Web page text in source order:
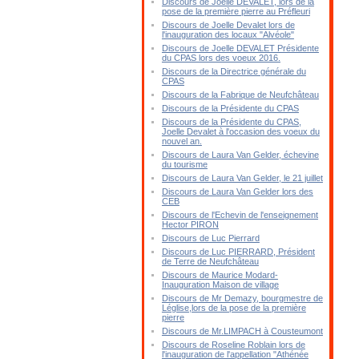
pose de la première pierre au Préfleuri
Discours de Joelle Devalet lors de
l'inauguration des locaux "Alvéole"
Discours de Joelle DEVALET Présidente
du CPAS lors des voeux 2016.
Discours de la Directrice générale du
CPAS
Discours de la Fabrique de Neufchâteau
Discours de la Présidente du CPAS
Discours de la Présidente du CPAS,
Joelle Devalet à l'occasion des voeux du
nouvel an.
Discours de Laura Van Gelder, échevine
du tourisme
Discours de Laura Van Gelder, le 21 juillet
Discours de Laura Van Gelder lors des
CEB
Discours de l'Echevin de l'enseignement
Hector PIRON
Discours de Luc Pierrard
Discours de Luc PIERRARD, Président
de Terre de Neufchâteau
Discours de Maurice Modard-
Inauguration Maison de village
Discours de Mr Demazy, bourgmestre de
Léglise,lors de la pose de la première
pierre
Discours de Mr.LIMPACH à Cousteumont
Discours de Roseline Roblain lors de
l'inauguration de l'appellation "Athénée